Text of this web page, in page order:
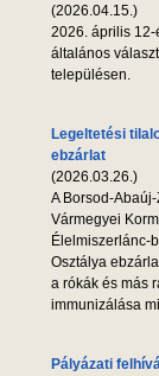
(2026.04.15.)
2026. április
általános
településen.
Legeltetési
ebzárlat
(2026.03.26.)
A Borsod-
Vármegyei
Élelmiszerlánc-
Osztálya
a rókák és más
immunizálása
Pályázati